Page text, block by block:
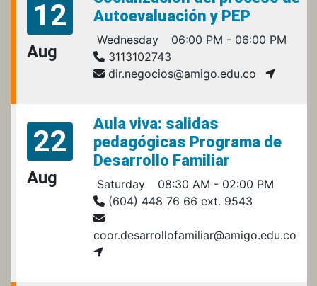
12
Aug
Autoevaluación y PEP
Wednesday
06:00 PM - 06:00 PM
3113102743
dir.negocios@amigo.edu.co
22
Aug
Aula viva: salidas
pedagógicas Programa de
Desarrollo Familiar
Saturday
08:30 AM - 02:00 PM
(604) 448 76 66 ext. 9543
coor.desarrollofamiliar@amigo.edu.co